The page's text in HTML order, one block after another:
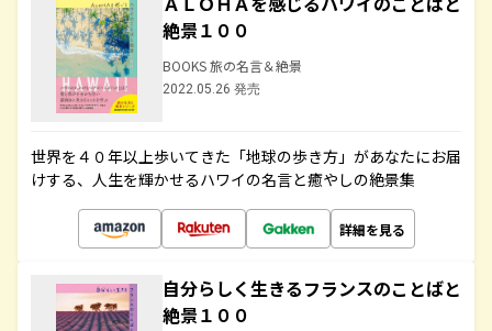
絶景１００
BOOKS 旅の名言＆絶景
2022.05.26 発売
世界を４０年以上歩いてきた「地球の歩き方」があなたにお届
けする、人生を輝かせるハワイの名言と癒やしの絶景集
詳細を見る
自分らしく生きるフランスのことばと
絶景１００